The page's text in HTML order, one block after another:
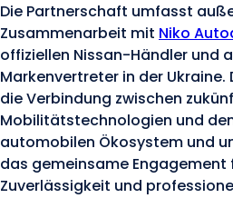
Die Partnerschaft umfasst
Zusammenarbeit mit Niko
offiziellen Nissan-Händler und
Markenvertreter in der
die Verbindung zwischen
Mobilitätstechnologien und
automobilen Ökosystem und
das gemeinsame Engagement
Zuverlässigkeit und